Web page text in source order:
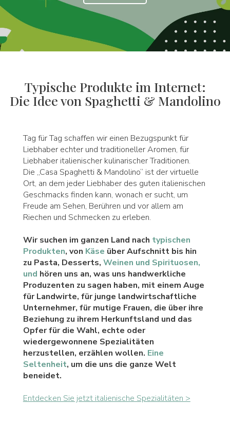
Typische Produkte im Internet:
Die Idee von Spaghetti & Mandolino
Tag für Tag schaffen wir einen Bezugspunkt für
Liebhaber echter und traditioneller Aromen, für
Liebhaber italienischer kulinarischer Traditionen.
Die „Casa Spaghetti & Mandolino“ ist der virtuelle
Ort, an dem jeder Liebhaber des guten italienischen
Geschmacks finden kann, wonach er sucht, um
Freude am Sehen, Berühren und vor allem am
Riechen und Schmecken zu erleben.
Wir suchen im ganzen Land nach typischen
Produkten, von Käse über Aufschnitt bis hin
zu Pasta, Desserts, Weinen und Spirituosen,
und hören uns an, was uns handwerkliche
Produzenten zu sagen haben, mit einem Auge
für Landwirte, für junge landwirtschaftliche
Unternehmer, für mutige Frauen, die über ihre
Beziehung zu ihrem Herkunftsland und das
Opfer für die Wahl, echte oder
wiedergewonnene Spezialitäten
herzustellen, erzählen wollen. Eine
Seltenheit, um die uns die ganze Welt
beneidet.
Entdecken Sie jetzt italienische Spezialitäten >